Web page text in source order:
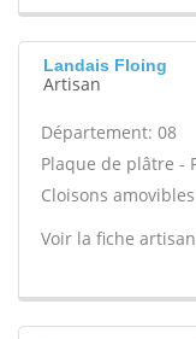
Landais Floing
Artisan
Département: 08
Plaque de plâtre -
Cloisons
Voir la fiche